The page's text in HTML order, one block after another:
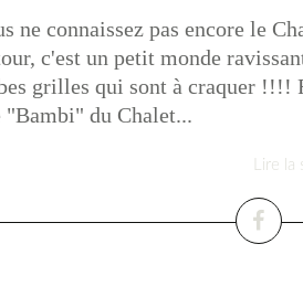
ne connaissez pas encore le
c'est un petit monde
grilles qui sont à craquer
du Chalet...
Lire la